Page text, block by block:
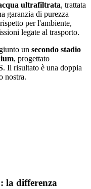
ultrafiltrata, trattata
garanzia di purezza
per l'ambiente,
legate al trasporto.
un secondo stadio
, progettato
. Il risultato è una doppia
nostra.
la differenza